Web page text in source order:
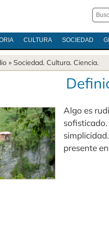
CULTURA SOCIEDAD
» Sociedad. Cultura. Ciencia.
Algo es
presente